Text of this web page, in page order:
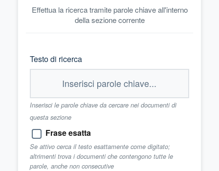
Effettua la ricerca tramite parole chiave all'interno
della sezione corrente
Testo di ricerca
Inserisci le parole chiave da cercare nei documenti di
questa sezione
Frase esatta
Se attivo cerca il testo esattamente come digitato;
altrimenti trova i documenti che contengono tutte le
parole, anche non consecutive